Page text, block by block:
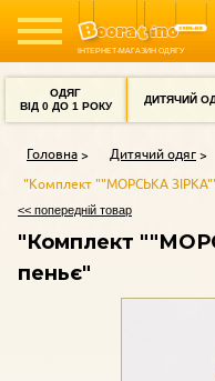
ІНТЕРНЕТ-МАГАЗИН ОДЯГУ
ОДЯГ
ВІД 0 ДО 1 РОКУ
ДИТЯЧИЙ
Головна Дитячий одяг
"Комплект ""МОРСЬКА ЗІРКА""
<< попередній товар
"Комплект
пеньє"